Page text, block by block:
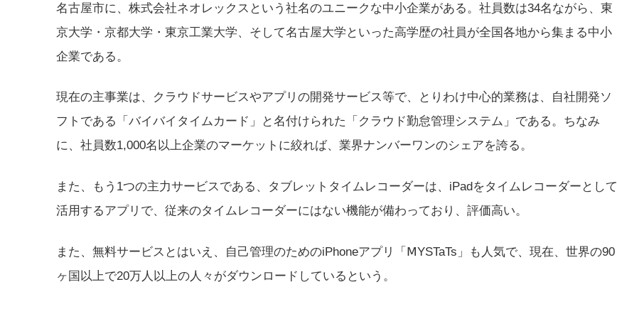
名古屋市に、株式会社ネオレックスという社名のユニークな中小企業がある。社員数は34名ながら、東
京大学・京都大学・東京工業大学、そして名古屋大学といった高学歴の社員が全国各地から集まる中小
企業である。
現在の主事業は、クラウドサービスやアプリの開発サービス等で、とりわけ中心的業務は、自社開発ソ
フトである「バイバイタイムカード」と名付けられた「クラウド勤怠管理システム」である。ちなみ
に、社員数1,000名以上企業のマーケットに絞れば、業界ナンバーワンのシェアを誇る。
また、もう1つの主力サービスである、タブレットタイムレコーダーは、iPadをタイムレコーダーとして
活用するアプリで、従来のタイムレコーダーにはない機能が備わっており、評価高い。
また、無料サービスとはいえ、自己管理のためのiPhoneアプリ「ⅯYSTaTs」も人気で、現在、世界の90
ヶ国以上で20万人以上の人々がダウンロードしているという。